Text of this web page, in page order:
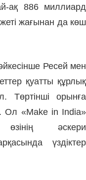
ақ 886 миллиард
жағынан да көш
Ресей мен
қуатты құрлық
Төртінші орынға
Ол «Make in India»
әскери
үздіктер